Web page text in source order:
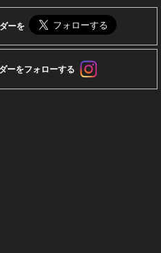
ーを
ーをフォローする